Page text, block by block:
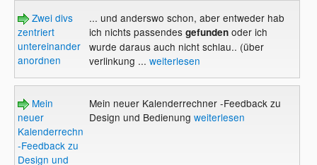
Zwei divs
zentriert
untereinander
anordnen
... und anderswo schon, aber entweder hab
ich nichts passendesgefundenoder ich
wurde daraus auch nicht schlau.. (über
verlinkung ... weiterlesen
Mein
neuer
Kalenderrechner
-Feedback zu
Design und
Mein neuer Kalenderrechner -Feedback zu
Design und Bedienung weiterlesen